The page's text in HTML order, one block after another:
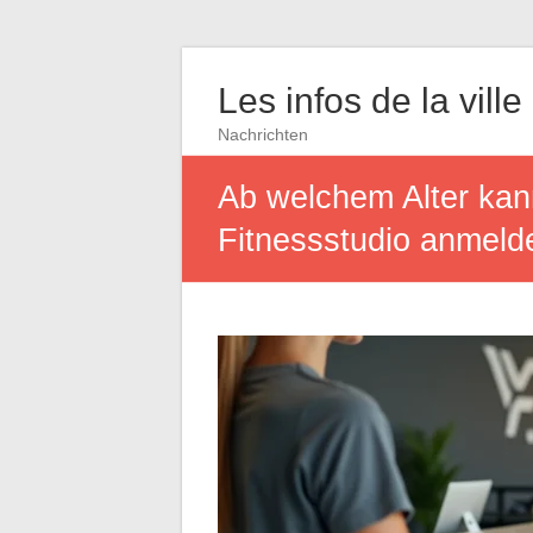
Les infos de la ville
Nachrichten
Ab welchem Alter
Fitnessstudio